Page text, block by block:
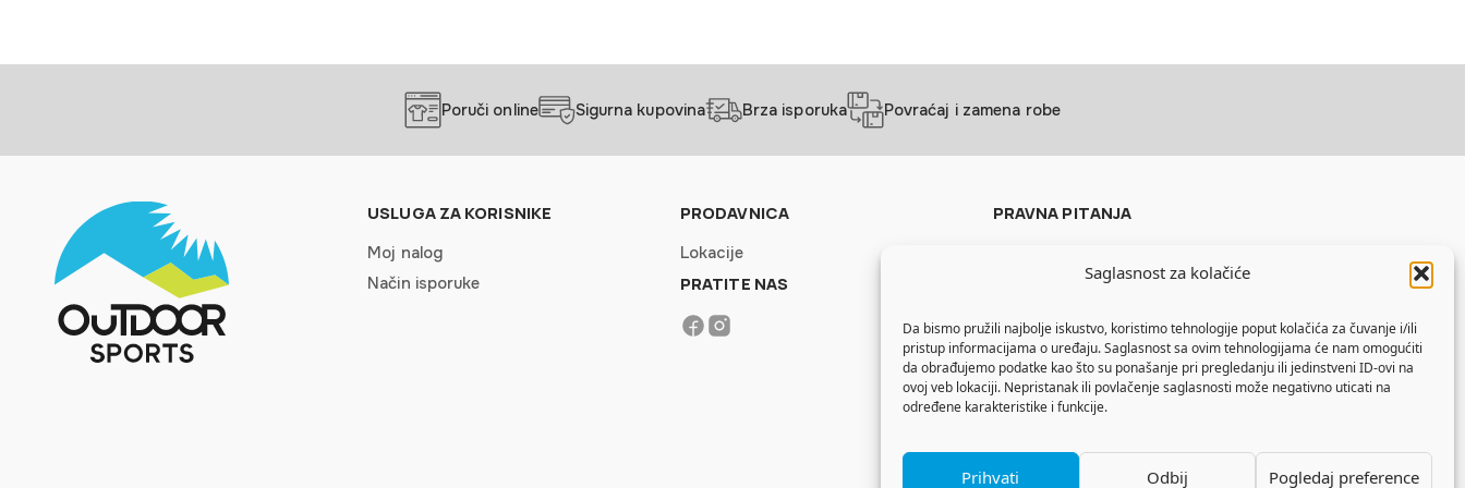
Saglasnost za kolačiće
Da bismo pružili najbolje iskustvo, koristimo tehnologije poput kolačića za čuvanje i/ili
pristup informacijama o uređaju. Saglasnost sa ovim tehnologijama će nam omogućiti
da obrađujemo podatke kao što su ponašanje pri pregledanju ili jedinstveni ID-ovi na
ovoj veb lokaciji. Nepristanak ili povlačenje saglasnosti može negativno uticati na
određene karakteristike i funkcije.
Prihvati Odbij Pogledaj preference
Poruči online Sigurna kupovina Brza isporuka Povraćaj i zamena robe
USLUGA ZA KORISNIKE
Moj nalog
Način isporuke
PRODAVNICA
Lokacije
PRATITE NAS
PRAVNA PITANJA
Uslovi korišćenja